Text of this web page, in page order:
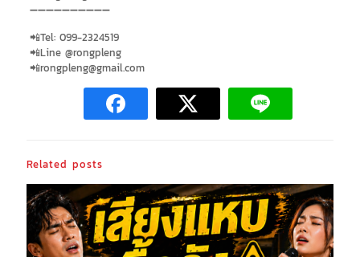
➖➖➖➖➖➖➖➖➖➖
📲Tel: 099-2324519
📲Line @rongpleng
📲rongpleng@gmail.com
Related posts